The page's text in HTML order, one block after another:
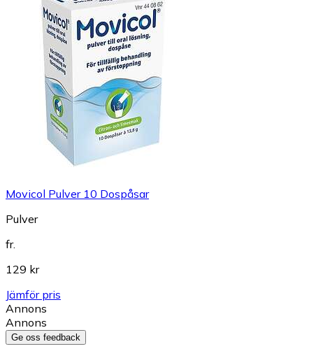
Movicol Pulver 10 Dospåsar
Pulver
fr.
129 kr
Jämför pris
Annons
Annons
Ge oss feedback